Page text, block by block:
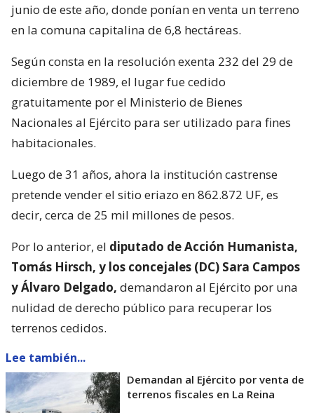
junio de este año, donde ponían en venta un terreno
en la comuna capitalina de 6,8 hectáreas.
Según consta en la resolución exenta 232 del 29 de
diciembre de 1989, el lugar fue cedido
gratuitamente por el Ministerio de Bienes
Nacionales al Ejército para ser utilizado para fines
habitacionales.
Luego de 31 años, ahora la institución castrense
pretende vender el sitio eriazo en 862.872 UF, es
decir, cerca de 25 mil millones de pesos.
Por lo anterior, el diputado de Acción Humanista,
Tomás Hirsch, y los concejales (DC) Sara Campos
y Álvaro Delgado, demandaron al Ejército por una
nulidad de derecho público para recuperar los
terrenos cedidos.
Lee también...
Demandan al Ejército por venta de
terrenos fiscales en La Reina